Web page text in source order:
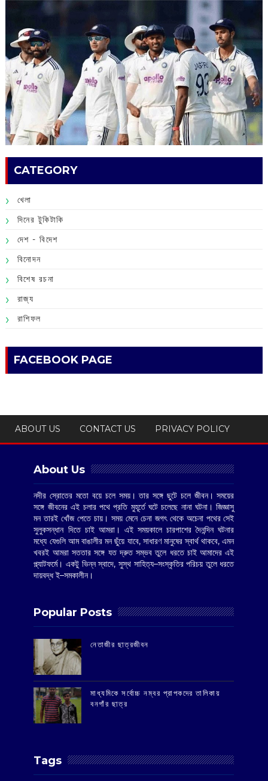
CATEGORY
খেলা
দিনের টুকিটাকি
দেশ - বিদেশ
বিনোদন
বিশেষ রচনা
রাজ্য
রাশিফল
FACEBOOK PAGE
ABOUT US CONTACT US PRIVACY POLICY
About Us
নদীর স্রোতের মতো বয়ে চলে সময়। তার সঙ্গে ছুটে চলে জীবন। সময়ের
সঙ্গে জীবনের এই চলার পথে প্রতি মুহূর্তে ঘটে চলেছে নানা ঘটনা। জিজ্ঞাসু
মন তারই খোঁজ পেতে চায়। সময় মেনে চেনা জগৎ থেকে অচেনা পথের সেই
সুলুকসন্ধান দিতে চাই আমরা। এই সময়কালে চারপাশের দৈনন্দিন ঘটনার
মধ্যে যেগুলি আম বাঙালীর মন ছুঁয়ে যাবে, সাধারণ মানুষের স্বার্থ থাকবে, এমন
খবরই আমরা সততার সঙ্গে যত দ্রুত সম্ভব তুলে ধরতে চাই আমাদের এই
প্ল্যাটফর্মে। একটু ভিন্ন স্বাদে, সুস্থ সাহিত্য–সংস্কৃতির পরিচয় তুলে ধরতে
দায়বদ্ধ ই–সমকালীন।
Popular Posts
‌নেতাজীর ছাত্রজীবন
মাধ্যমিকে সর্বোচ্চ নম্বর প্রাপকদের তালিকায়
বনগাঁর ছাত্র
Tags